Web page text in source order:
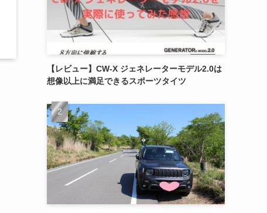
【レビュー】CW-X ジェネレーターモデル2.0は
想像以上に満足できるスポーツタイツ